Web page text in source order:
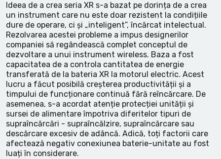
Ideea de a crea seria XR s-a bazat pe dorința de a crea
un instrument care nu este doar rezistent la condițiile
dure de operare, ci și „inteligent”, încărcat intelectual.
Rezolvarea acestei probleme a impus designerilor
companiei să regândească complet conceptul de
dezvoltare a unui instrument wireless. Baza a fost
capacitatea de a controla cantitatea de energie
transferată de la bateria XR la motorul electric. Acest
lucru a făcut posibilă creșterea productivității și a
timpului de funcționare continuă fără reîncărcare. De
asemenea, s-a acordat atenție protecției unității și
sursei de alimentare împotriva diferitelor tipuri de
supraîncărcări - supraîncălzire, supraîncărcare sau
descărcare excesiv de adâncă. Adică, toți factorii care
afectează negativ conexiunea baterie-unitate au fost
luați în considerare.